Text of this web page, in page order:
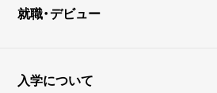
就職・デビュー
入学について